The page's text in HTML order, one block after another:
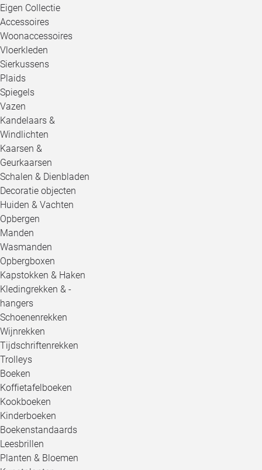
Eigen Collectie
Accessoires
Woonaccessoires
Vloerkleden
Sierkussens
Plaids
Spiegels
Vazen
Kandelaars &
Windlichten
Kaarsen &
Geurkaarsen
Schalen & Dienbladen
Decoratie objecten
Huiden & Vachten
Opbergen
Manden
Wasmanden
Opbergboxen
Kapstokken & Haken
Kledingrekken & -
hangers
Schoenenrekken
Wijnrekken
Tijdschriftenrekken
Trolleys
Boeken
Koffietafelboeken
Kookboeken
Kinderboeken
Boekenstandaards
Leesbrillen
Planten & Bloemen